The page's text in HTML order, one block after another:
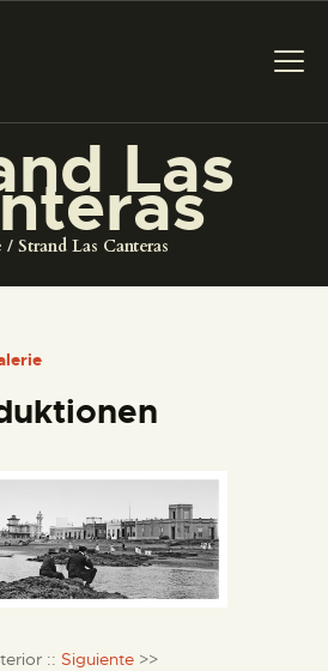
Las
Strand Las Canteras
:: Siguiente >>